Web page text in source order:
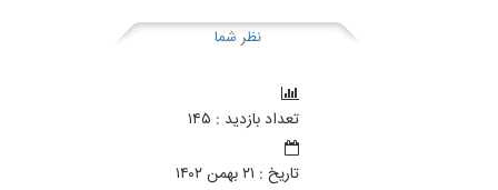
نظر شما
تعداد بازدید : ۱۴۵
تاريخ : ۲۱ بهمن ۱۴۰۲